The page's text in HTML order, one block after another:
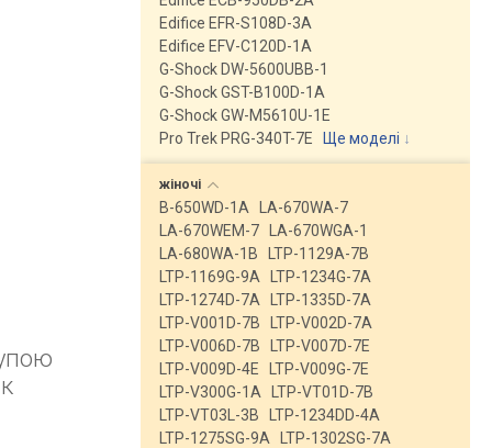
Edifice EFR-S108D-3A
Edifice EFV-C120D-1A
G-Shock DW-5600UBB-1
G-Shock GST-B100D-1A
G-Shock GW-M5610U-1E
Pro Trek PRG-340T-7E
Ще моделі ↓
жіночі
B-650WD-1A
LA-670WA-7
LA-670WEM-7
LA-670WGA-1
LA-680WA-1B
LTP-1129A-7B
LTP-1169G-9A
LTP-1234G-7A
LTP-1274D-7A
LTP-1335D-7A
LTP-V001D-7B
LTP-V002D-7A
LTP-V006D-7B
LTP-V007D-7E
LTP-V009D-4E
LTP-V009G-7E
LTP-V300G-1A
LTP-VT01D-7B
LTP-VT03L-3B
LTP-1234DD-4A
LTP-1275SG-9A
LTP-1302SG-7A